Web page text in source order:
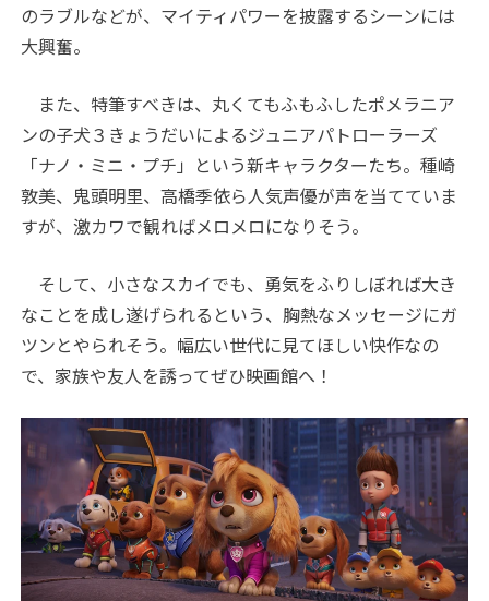
のラブルなどが、マイティパワーを披露するシーンには
大興奮。
また、特筆すべきは、丸くてもふもふしたポメラニア
ンの子犬３きょうだいによるジュニアパトローラーズ
「ナノ・ミニ・プチ」という新キャラクターたち。種崎
敦美、鬼頭明里、高橋季依ら人気声優が声を当てていま
すが、激カワで観ればメロメロになりそう。
そして、小さなスカイでも、勇気をふりしぼれば大き
なことを成し遂げられるという、胸熱なメッセージにガ
ツンとやられそう。幅広い世代に見てほしい快作なの
で、家族や友人を誘ってぜひ映画館へ！